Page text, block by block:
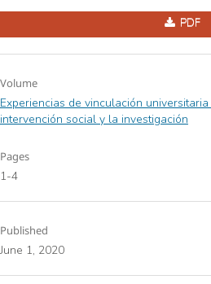
PDF
Volume
Experiencias de vinculación
intervención social y la investigación
Pages
1-4
Published
June 1, 2020